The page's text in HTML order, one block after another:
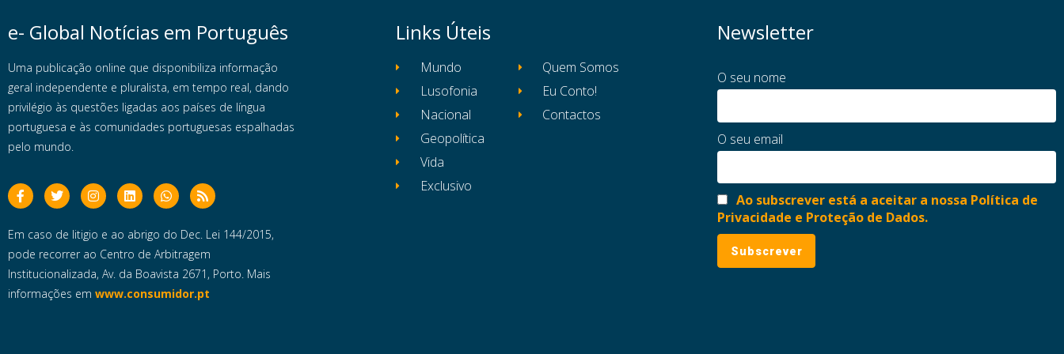
e- Global Notícias em Português
Uma publicação online que disponibiliza informação
geral independente e pluralista, em tempo real, dando
privilégio às questões ligadas aos países de língua
portuguesa e às comunidades portuguesas espalhadas
pelo mundo.
Em caso de litigio e ao abrigo do Dec. Lei 144/2015,
pode recorrer ao Centro de Arbitragem
Institucionalizada, Av. da Boavista 2671, Porto. Mais
informações em www.consumidor.pt
Links Úteis
Mundo
Lusofonia
Nacional
Geopolítica
Vida
Exclusivo
Quem Somos
Eu Conto!
Contactos
Newsletter
O seu nome
O seu email
Ao subscrever está a aceitar a nossa Política de
Privacidade e Proteção de Dados.